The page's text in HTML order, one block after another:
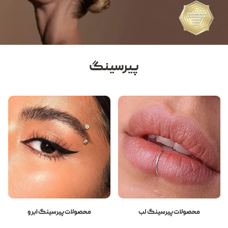
پیرسینگ
محصولات پیرسینگ لب محصولات پیرسینگ ابرو